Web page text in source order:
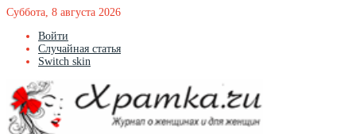
Суббота, 8 августа 2026
Войти
Случайная статья
Switch skin